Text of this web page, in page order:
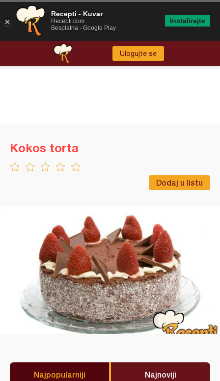
Ulogujte se
Dodaj u listu
Kokos torta
Najpopularniji Najnoviji
Recepti - Kuvar
Recepti.com
Besplatna - Google Play
Instalirajte